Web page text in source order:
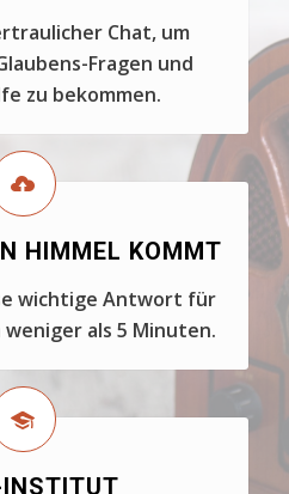
Chat, um
Fragen und
zu bekommen.
HIMMEL KOMMT
wichtige Antwort für
weniger als 5 Minuten.